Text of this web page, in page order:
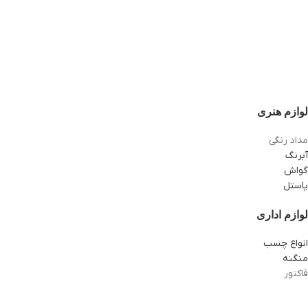
لوازم هنری
مداد رنگی
آبرنگ
گواش
پاستل
لوازم اداری
انواع چسب
منگنه
فاکتور